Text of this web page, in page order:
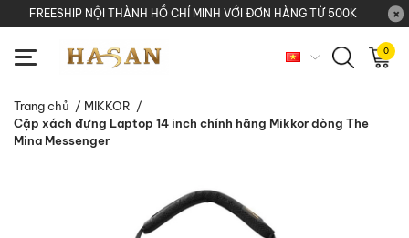
FREESHIP NỘI THÀNH HỒ CHÍ MINH VỚI ĐƠN HÀNG TỪ 500K
0
Trang chủ / MIKKOR /
Cặp xách đựng Laptop 14 inch chính hãng Mikkor dòng The
Mina Messenger